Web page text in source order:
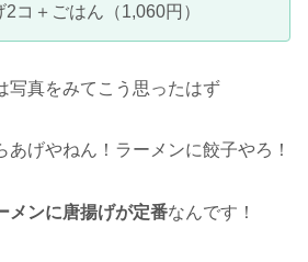
コ＋ごはん（1,060円）
写真をみてこう思ったはず
あげやねん！ラーメンに餃子やろ！
メンに唐揚げが定番なんです！